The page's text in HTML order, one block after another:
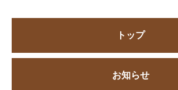
トップ
お知らせ